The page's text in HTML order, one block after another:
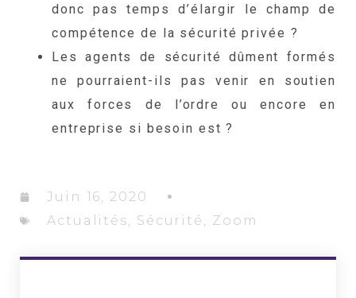
donc pas temps d’élargir le champ de
compétence de la sécurité privée ?
Les agents de sécurité dûment formés
ne pourraient-ils pas venir en soutien
aux forces de l’ordre ou encore en
entreprise si besoin est ?
Juin 16, 2020
Actualités
Sécurité Zoom